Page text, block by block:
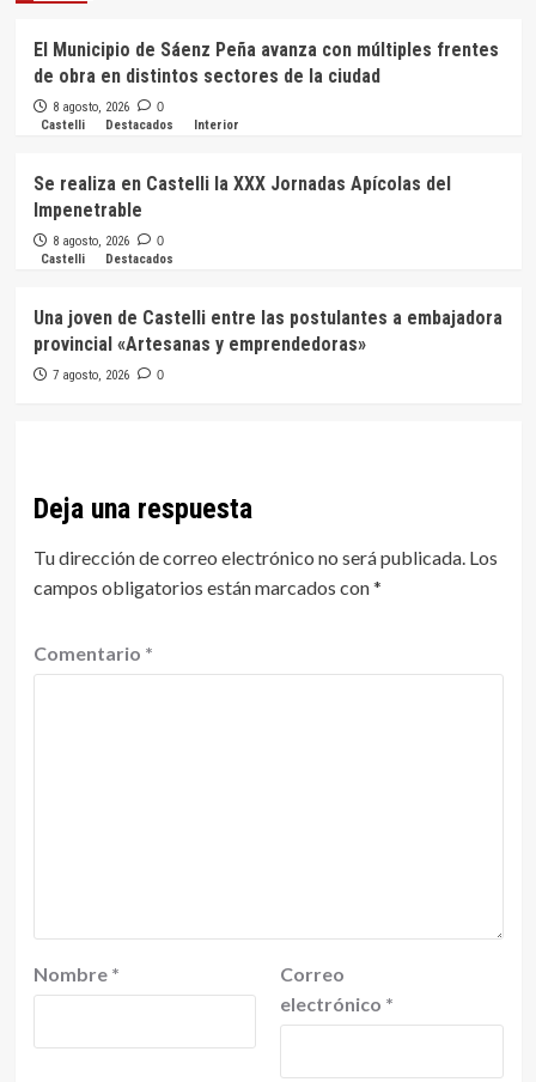
El Municipio de Sáenz Peña avanza con múltiples frentes
de obra en distintos sectores de la ciudad
8 agosto, 2026 0
Castelli Destacados Interior
Se realiza en Castelli la XXX Jornadas Apícolas del
Impenetrable
8 agosto, 2026 0
Castelli Destacados
Una joven de Castelli entre las postulantes a embajadora
provincial «Artesanas y emprendedoras»
7 agosto, 2026 0
Deja una respuesta
Tu dirección de correo electrónico no será publicada. Los
campos obligatorios están marcados con*
Comentario *
Nombre *
Correo
electrónico *